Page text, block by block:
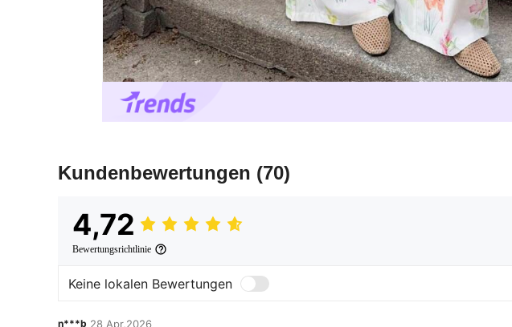
Kundenbewertungen (70)
4,72
Bewertungsrichtlinie
Keine lokalen Bewertungen
n***b 28 Apr,2026